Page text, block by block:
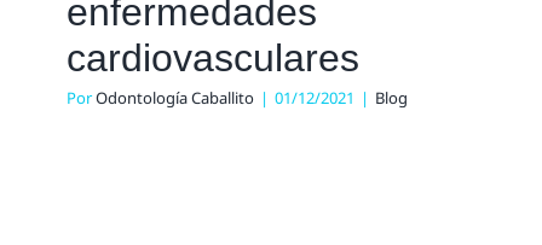
enfermedades
cardiovasculares
PorOdontología Caballito | 01/12/2021 | Blog